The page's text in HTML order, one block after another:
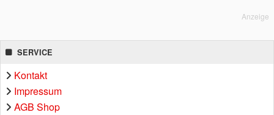
Anzeige
SERVICE
Kontakt
Impressum
AGB Shop